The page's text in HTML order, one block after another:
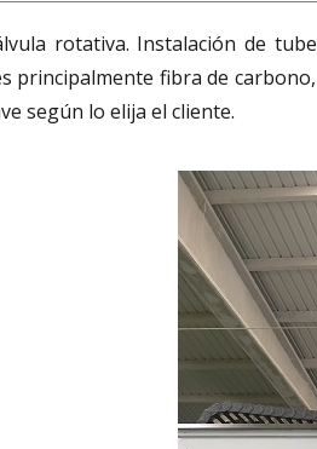
rotativa. Instalación de
principalmente fibra de
según lo elija el cliente.